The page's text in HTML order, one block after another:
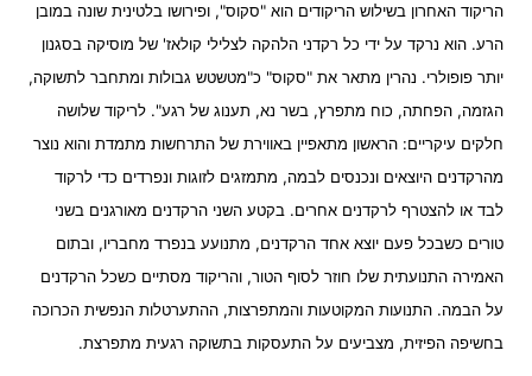
הריקוד האחרון בשילוש הריקודים הוא "סקוס", ופירושו בלטינית שונה במובן
הרע. הוא נרקד על ידי כל רקדני הלהקה לצלילי קולאז' של מוסיקה בסגנון
יותר פופולרי. נהרין מתאר את "סקוס" כ"מטשטש גבולות ומתחבר לתשוקה,
הגזמה, הפחתה, כוח מתפרץ, בשר נא, תענוג של רגע". לריקוד שלושה
חלקים עיקריים: הראשון מתאפיין באווירת של התרחשות מתמדת והוא נוצר
מהרקדנים היוצאים ונכנסים לבמה, מתמזגים לזוגות ונפרדים כדי לרקוד
לבד או להצטרף לרקדנים אחרים. בקטע השני הרקדנים מאורגנים בשני
טורים כשבכל פעם יוצא אחד הרקדנים, מתנועע בנפרד מחבריו, ובתום
האמירה התנועתית שלו חוזר לסוף הטור, והריקוד מסתיים כשכל הרקדנים
על הבמה. התנועות המקוטעות והמתפרצות, ההתערטלות הנפשית הכרוכה
בחשיפה הפיזית, מצביעים על התעסקות בתשוקה רגעית מתפרצת.